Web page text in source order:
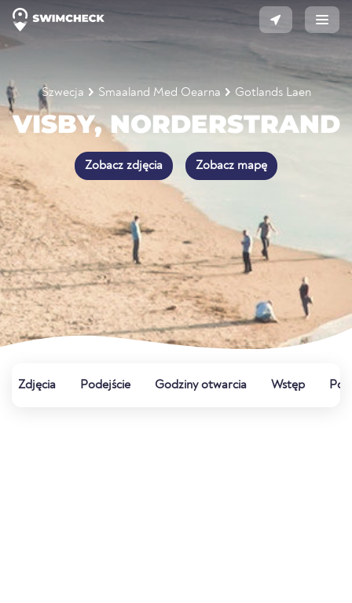
Szwecja Smaaland Med Oearna Gotlands Laen
VISBY, NORDERSTRAND
Zobacz zdjęcia Zobacz mapę
Zdjęcia Podejście Godziny otwarcia Wstęp